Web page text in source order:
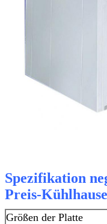
Spezifikation
Preis-
Größen der Platte